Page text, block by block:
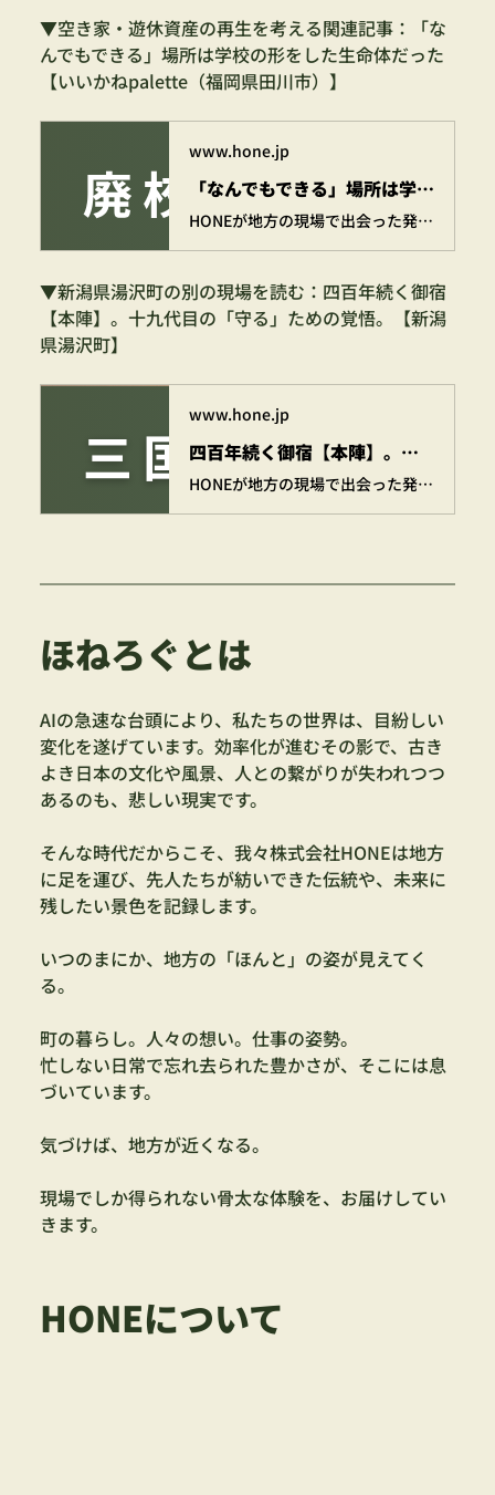
▼空き家・遊休資産の再生を考える関連記事：「な
んでもできる」場所は学校の形をした生命体だった
www.hone.jp
「なんでもできる」場所は学校の形をした生命体だった【いいかねpalette（福岡県田川市）】 | 株式会社HONE - 地方の文化と経済を骨太にするマーケティング支援
HONEが地方の現場で出会った発見や挑戦を記した骨太な活動記録。我々が地方に足を運び、先人たちが紡いできた伝統や、未来に残したい景色を綴っています。 いつのまにか、地方の「ほんと」の姿が見えてくる。気づけば、地方が近くなる。 現場でしか得られない骨太な体験を、お届けしていきます。
▼新潟県湯沢町の別の現場を読む：四百年続く御宿
【本陣】。十九代目の「守る」ための覚悟。【新潟
www.hone.jp
四百年続く御宿【本陣】。十九代目の「守る」ための覚悟。【新潟県湯沢町】 | 株式会社HONE - 地方の文化と経済を骨太にするマーケティング支援
HONEが地方の現場で出会った発見や挑戦を記した骨太な活動記録。我々が地方に足を運び、先人たちが紡いできた伝統や、未来に残したい景色を綴っています。 いつのまにか、地方の「ほんと」の姿が見えてくる。気づけば、地方が近くなる。 現場でしか得られない骨太な体験を、お届けしていきます。
ほねろぐとは
AIの急速な台頭により、私たちの世界は、目紛しい
変化を遂げています。効率化が進むその影で、古き
よき日本の文化や風景、人との繋がりが失われつつ
あるのも、悲しい現実です。
そんな時代だからこそ、我々株式会社HONEは地方
に足を運び、先人たちが紡いできた伝統や、未来に
残したい景色を記録します。
いつのまにか、地方の「ほんと」の姿が見えてく
る。
町の暮らし。人々の想い。仕事の姿勢。
忙しない日常で忘れ去られた豊かさが、そこには息
づいています。
気づけば、地方が近くなる。
現場でしか得られない骨太な体験を、お届けしてい
きます。
HONEについて